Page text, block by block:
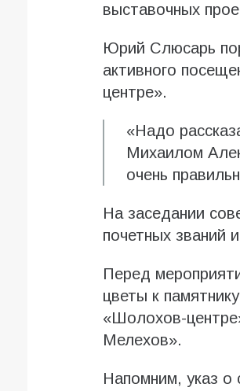
выставочных
Юрий Слюсарь
активного
центре».
«Надо
Михаилом
очень
На заседании
почетных званий
Перед
цветы к
«Шолохов-
Мелехов».
Напомним, указ о